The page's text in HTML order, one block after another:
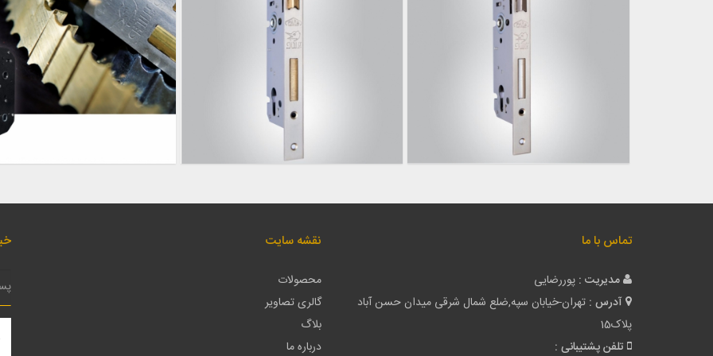
تماس با ما
مدیریت : پوررضایی
آدرس : تهران-خیابان سپه,ضلع شمال شرقی میدان حسن آباد
پلاک15
تلفن پشتیبانی :
نقشه سایت
محصولات
گالری تصاویر
بلاگ
درباره ما